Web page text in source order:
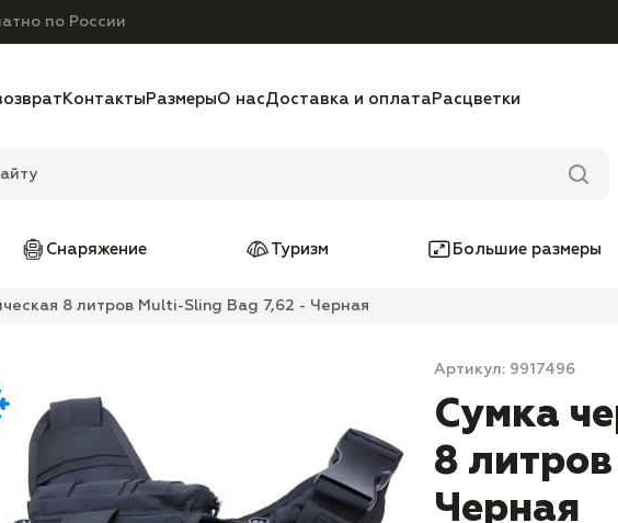
по России
Контакты РазмерыО насДоставка и оплата Расцветки
Снаряжение Туризм Большие размеры
8 литров Multi-Sling Bag 7,62 - Черная
Артикул: 9917496
Сумка
8
Черная